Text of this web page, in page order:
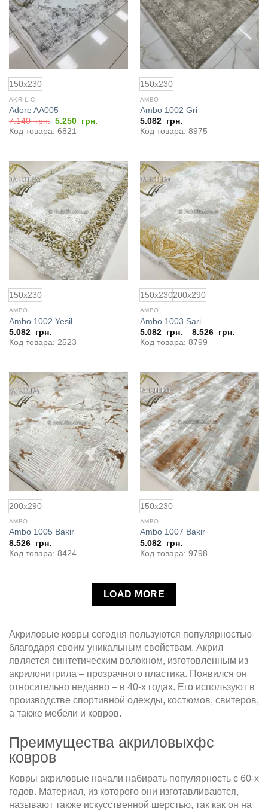
150x230
AKRILIC
Adore AA005
7.140грн. Первоначальная
цена
составляла
5.250 грн.Текущая
Код товара: 6821
150x230
AMBO
Ambo 1002 Gri
5.082 грн.
Код товара: 8975
Добавить
в
избранное
150x230
AMBO
Ambo 1002 Yesil
5.082 грн.
Код товара: 2523
Добавить
избранное
150x230200x290
AMBO
Ambo 1003 Sari
5.082 грн. – 8.526 грн.
Код товара: 8799
Добавить
в
избранное
200x290
AMBO
Ambo 1005 Bakir
8.526 грн.
Код товара: 8424
Добавить
в
избранное
150x230
AMBO
Ambo 1007 Bakir
5.082 грн.
Код товара: 9798
LOAD MORE
Акриловые ковры сегодня пользуются популярностью
благодаря своим уникальным свойствам. Акрил
является синтетическим волокном, изготовленным из
акрилонитрила – прозрачного пластика. Появился он
относительно недавно – в 40-х годах. Его используют в
производстве спортивной одежды, костюмов, свитеров,
а также мебели и ковров.
Преимущества акриловыхфс
ковров
Ковры акриловые начали набирать популярность с 60-х
годов. Материал, из которого они изготавливаются,
называют также искусственной шерстью, так как он на